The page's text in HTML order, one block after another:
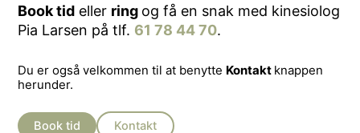
Book tideller ring og få en snak med kinesiolog
Pia Larsen på tlf. 61 78 44 70.
Du er også velkommen til at benytte Kontakt knappen
herunder.
Book tid Kontakt